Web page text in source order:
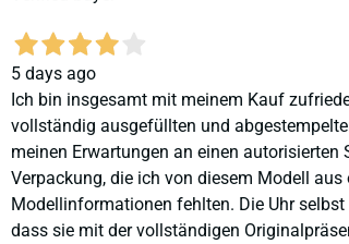
5 days ago
Ich bin insgesamt mit meinem Kauf
vollständig ausgefüllten und
meinen Erwartungen an einen
Verpackung, die ich von diesem Modell
Modellinformationen fehlten. Die Uhr
dass sie mit der vollständigen